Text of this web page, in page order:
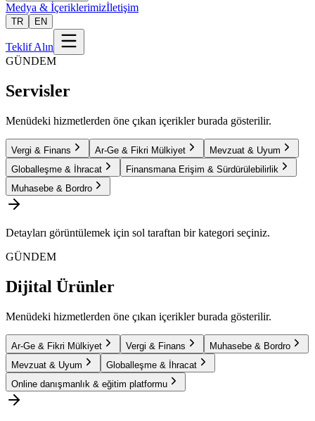
Medya & İçeriklerimizİletişim
TR EN
Teklif Alın
GÜNDEM
Servisler
Menüdeki hizmetlerden öne çıkan içerikler burada gösterilir.
Vergi & Finans Ar-Ge & Fikri Mülkiyet
Mevzuat & Uyum
Globalleşme & İhracat
Finansmana Erişim & Sürdürülebilirlik
Muhasebe & Bordro
Detayları görüntülemek için sol taraftan bir kategori seçiniz.
GÜNDEM
Dijital Ürünler
Menüdeki hizmetlerden öne çıkan içerikler burada gösterilir.
Ar-Ge & Fikri Mülkiyet Vergi & Finans
Muhasebe & Bordro
Mevzuat & Uyum
Globalleşme & İhracat
Online danışmanlık & eğitim platformu